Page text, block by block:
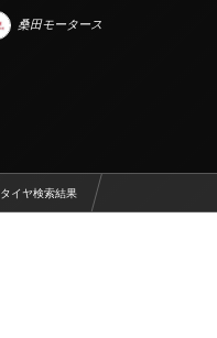
桑田モータース
タイヤ検索結果